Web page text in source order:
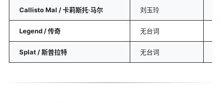
​Callisto Mal / 卡莉斯托·马尔​ 刘玉玲
​Legend / 传奇​ 无台词
​Splat / 斯普拉特​ 无台词